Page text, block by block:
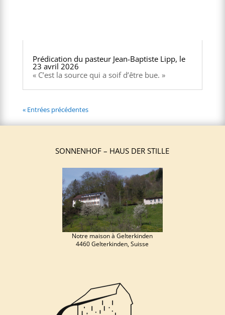
Prédication du pasteur Jean-Baptiste Lipp, le
23 avril 2026
« C’est la source qui a soif d’être bue. »
« Entrées précédentes
SONNENHOF – HAUS DER STILLE
Notre maison à Gelterkinden
4460 Gelterkinden, Suisse